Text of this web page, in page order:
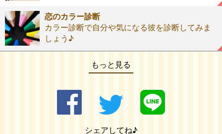
恋のカラー診断
カラー診断で自分や気になる彼を診断してみま
しょう♪
もっと見る
シェアしてね♪